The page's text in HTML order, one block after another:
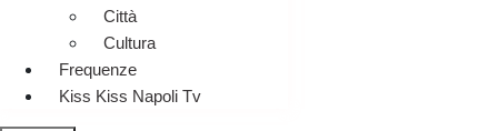
Città
Cultura
Frequenze
Kiss Kiss Napoli Tv